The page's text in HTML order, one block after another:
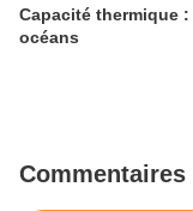
Capacité thermique
océans
Commentaires